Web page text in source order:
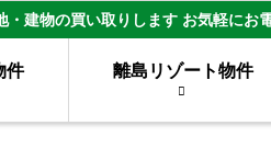
・建物の買い取りします お気軽にお
件 離島リゾート物件